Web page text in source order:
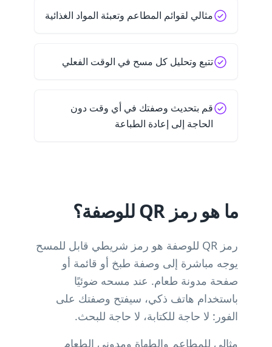
مثالي لقوائم المطاعم وتعبئة المواد الغذائية
تتبع وتحليل كل مسح في الوقت الفعلي
قم بتحديث وصفتك في أي وقت دون
الحاجة إلى إعادة الطباعة
ما هو رمز QR للوصفة؟
رمز QR للوصفة هو رمز شريطي قابل للمسح
يوجه مباشرة إلى وصفة طبخ أو قائمة أو
صفحة مدونة طعام. عند مسحه ضوئيًا
باستخدام هاتف ذكي، سيفتح وصفتك على
الفور: لا حاجة للكتابة، لا حاجة للبحث.
مثالي للمطاعم والطهاة ومدوني الطعام